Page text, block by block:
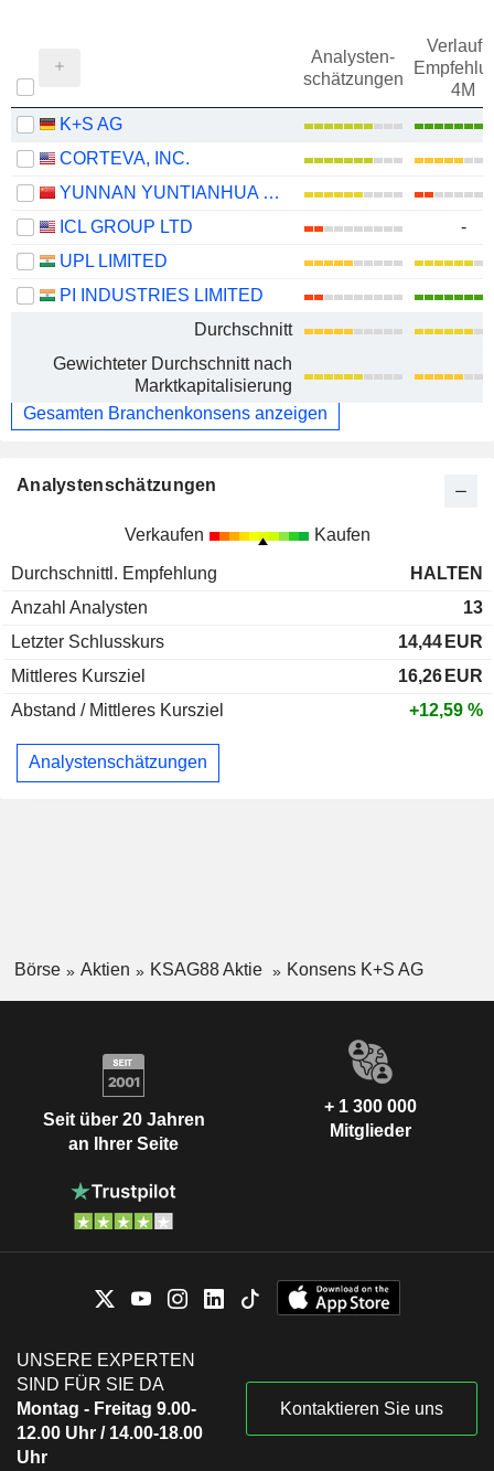
Analysten-
schätzungen
Verlauf
4M
K+S AG
CORTEVA, INC.
YUNNAN YUNTIANHUA CO., LTD.
ICL GROUP LTD
-
UPL LIMITED
PI INDUSTRIES LIMITED
Durchschnitt
Gewichteter Durchschnitt nach
Marktkapitalisierung
Gesamten Branchenkonsens anzeigen
Analystenschätzungen
Verkaufen Kaufen
Durchschnittl. Empfehlung
HALTEN
Anzahl Analysten
13
Letzter Schlusskurs
14,44 EUR
Mittleres Kursziel
16,26 EUR
Abstand / Mittleres Kursziel
+12,59 %
Analystenschätzungen
Börse Aktien KSAG88 Aktie Konsens K+S AG
Seit über 20 Jahren
an Ihrer Seite
+ 1 300 000
Mitglieder
UNSERE EXPERTEN
SIND FÜR SIE DA
Montag - Freitag 9.00-
12.00 Uhr / 14.00-18.00
Uhr
Kontaktieren Sie uns